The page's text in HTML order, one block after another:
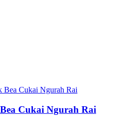
Cukai Ngurah Rai